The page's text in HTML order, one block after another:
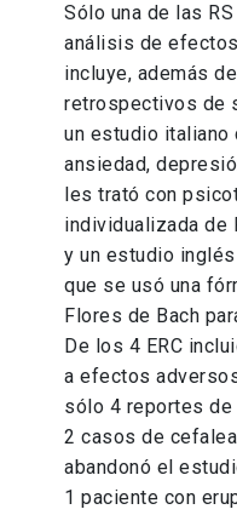
Sólo una de las
análisis de
incluye, además
retrospectivos de
un estudio italiano
ansiedad,
les trató con
individualizada de
y un estudio
que se usó una
Flores de Bach
De los 4 ERC
a efectos
sólo 4 reportes
2 casos de
abandonó el
1 paciente con